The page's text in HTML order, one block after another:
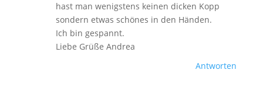
hast man wenigstens keinen dicken Kopp
sondern etwas schönes in den Händen.
Ich bin gespannt.
Liebe Grüße Andrea
Antworten